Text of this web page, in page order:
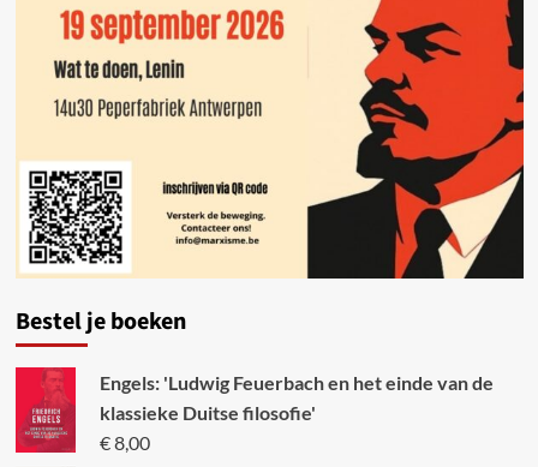
Bestel je boeken
Engels: 'Ludwig Feuerbach en het einde van de
klassieke Duitse filosofie'
€8,00